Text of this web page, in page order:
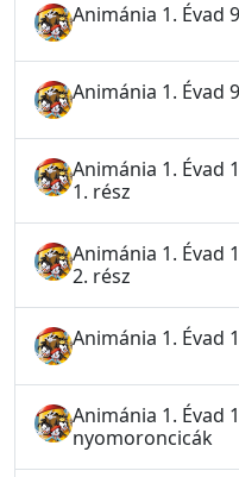
Animánia 1. Évad
Animánia 1. Évad
Animánia 1. Évad
1. rész
Animánia 1. Évad
2. rész
Animánia 1. Évad
Animánia 1. Évad
nyomoroncicák